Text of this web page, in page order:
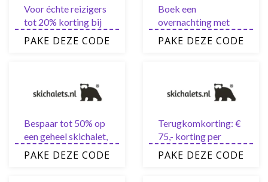
Voor échte reizigers
tot 20% korting bij
Momondo
PAKE DEZE CODE
Boek een
overnachting met
25% korting met
deze Plopsa
PAKE DEZE CODE
Bespaar tot 50% op
een geheel skichalet,
losse kamer & korte
skitrip
PAKE DEZE CODE
Terugkomkorting: €
75,- korting per
persoon per week als
binnen 4 weken na
PAKE DEZE CODE